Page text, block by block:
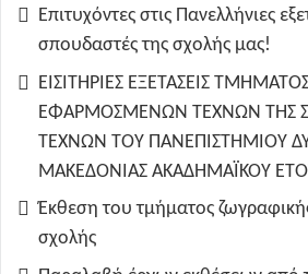
Επιτυχόντες στις Πανελλήνιες
σπουδαστές της σχολής μας!
ΕΙΣΙΤΗΡΙΕΣ ΕΞΕΤΑΣΕΙΣ
ΕΦΑΡΜΟΣΜΕΝΩΝ ΤΕΧΝΩΝ ΤΗΣ
ΤΕΧΝΩΝ ΤΟΥ ΠΑΝΕΠΙΣΤΗΜΙΟΥ
ΜΑΚΕΔΟΝΙΑΣ ΑΚΑΔΗΜΑΪΚΟΥ
Έκθεση του τμήματος
σχολής